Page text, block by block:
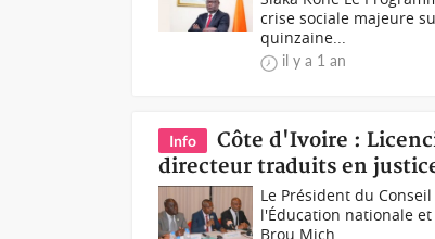
crise sociale majeure
quinzaine...
il y a 1 an
Info
Côte d'Ivoire :
directeur traduits en
Le Président du
l'Éducation nationale
Brou Mich...